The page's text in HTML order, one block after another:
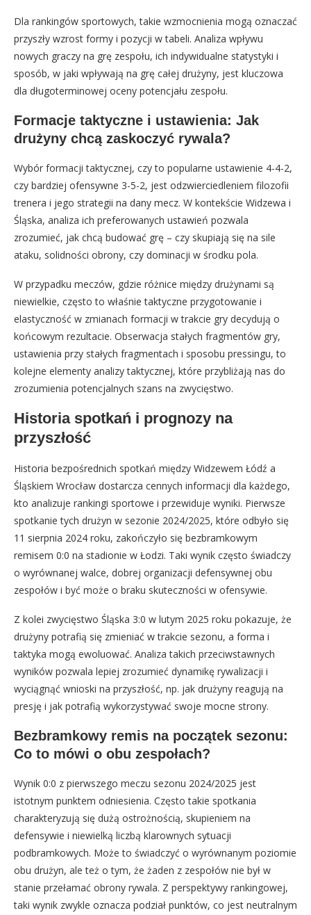
Dla rankingów sportowych, takie wzmocnienia mogą oznaczać
przyszły wzrost formy i pozycji w tabeli. Analiza wpływu
nowych graczy na grę zespołu, ich indywidualne statystyki i
sposób, w jaki wpływają na grę całej drużyny, jest kluczowa
dla długoterminowej oceny potencjału zespołu.
Formacje taktyczne i ustawienia: Jak
drużyny chcą zaskoczyć rywala?
Wybór formacji taktycznej, czy to popularne ustawienie 4-4-2,
czy bardziej ofensywne 3-5-2, jest odzwierciedleniem filozofii
trenera i jego strategii na dany mecz. W kontekście Widzewa i
Śląska, analiza ich preferowanych ustawień pozwala
zrozumieć, jak chcą budować grę – czy skupiają się na sile
ataku, solidności obrony, czy dominacji w środku pola.
W przypadku meczów, gdzie różnice między drużynami są
niewielkie, często to właśnie taktyczne przygotowanie i
elastyczność w zmianach formacji w trakcie gry decydują o
końcowym rezultacie. Obserwacja stałych fragmentów gry,
ustawienia przy stałych fragmentach i sposobu pressingu, to
kolejne elementy analizy taktycznej, które przybliżają nas do
zrozumienia potencjalnych szans na zwycięstwo.
Historia spotkań i prognozy na
przyszłość
Historia bezpośrednich spotkań między Widzewem Łódź a
Śląskiem Wrocław dostarcza cennych informacji dla każdego,
kto analizuje rankingi sportowe i przewiduje wyniki. Pierwsze
spotkanie tych drużyn w sezonie 2024/2025, które odbyło się
11 sierpnia 2024 roku, zakończyło się bezbramkowym
remisem 0:0 na stadionie w Łodzi. Taki wynik często świadczy
o wyrównanej walce, dobrej organizacji defensywnej obu
zespołów i być może o braku skuteczności w ofensywie.
Z kolei zwycięstwo Śląska 3:0 w lutym 2025 roku pokazuje, że
drużyny potrafią się zmieniać w trakcie sezonu, a forma i
taktyka mogą ewoluować. Analiza takich przeciwstawnych
wyników pozwala lepiej zrozumieć dynamikę rywalizacji i
wyciągnąć wnioski na przyszłość, np. jak drużyny reagują na
presję i jak potrafią wykorzystywać swoje mocne strony.
Bezbramkowy remis na początek sezonu:
Co to mówi o obu zespołach?
Wynik 0:0 z pierwszego meczu sezonu 2024/2025 jest
istotnym punktem odniesienia. Często takie spotkania
charakteryzują się dużą ostrożnością, skupieniem na
defensywie i niewielką liczbą klarownych sytuacji
podbramkowych. Może to świadczyć o wyrównanym poziomie
obu drużyn, ale też o tym, że żaden z zespołów nie był w
stanie przełamać obrony rywala. Z perspektywy rankingowej,
taki wynik zwykle oznacza podział punktów, co jest neutralnym